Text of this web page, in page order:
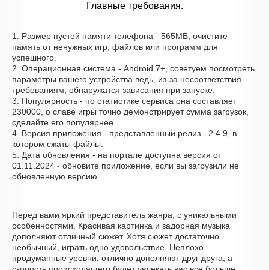
Главные требования.
1. Размер пустой памяти телефона - 565MB, очистите
память от ненужных игр, файлов или программ для
успешного.
2. Операционная система - Android 7+, советуем посмотреть
параметры вашего устройства ведь, из-за несоответствия
требованиям, обнаружатся зависания при запуске.
3. Популярность - по статистике сервиса она составляет
230000, о cлаве игры точно демонстрирует сумма загрузок,
сделайте его популярнее.
4. Версия приложения - представленный релиз - 2.4.9, в
котором сжаты файлы.
5. Дата обновления - на портале доступна версия от
01.11.2024 - обновите приложение, если вы загрузили не
обновленную версию.
Перед вами яркий представитель жанра, с уникальными
особенностями. Красивая картинка и задорная музыка
дополняют отличный сюжет. Хотя сюжет достаточно
необычный, играть одно удовольствие. Неплохо
продуманные уровни, отлично дополняют друг друга, а